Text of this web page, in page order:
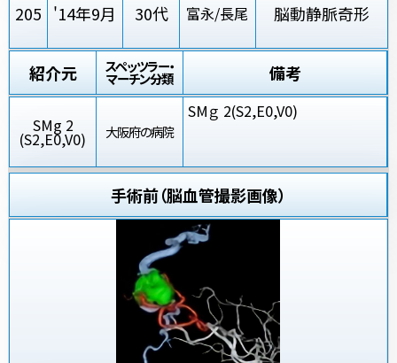
205 '14年9月 30代 富永/長尾 脳動静脈奇形
紹介元 スペッツラー・
マーチン分類 備考
SMg 2
(S2,E0,V0) 大阪府の病院
SMｇ 2(S2,E0,V0)
手術前（脳血管撮影画像）